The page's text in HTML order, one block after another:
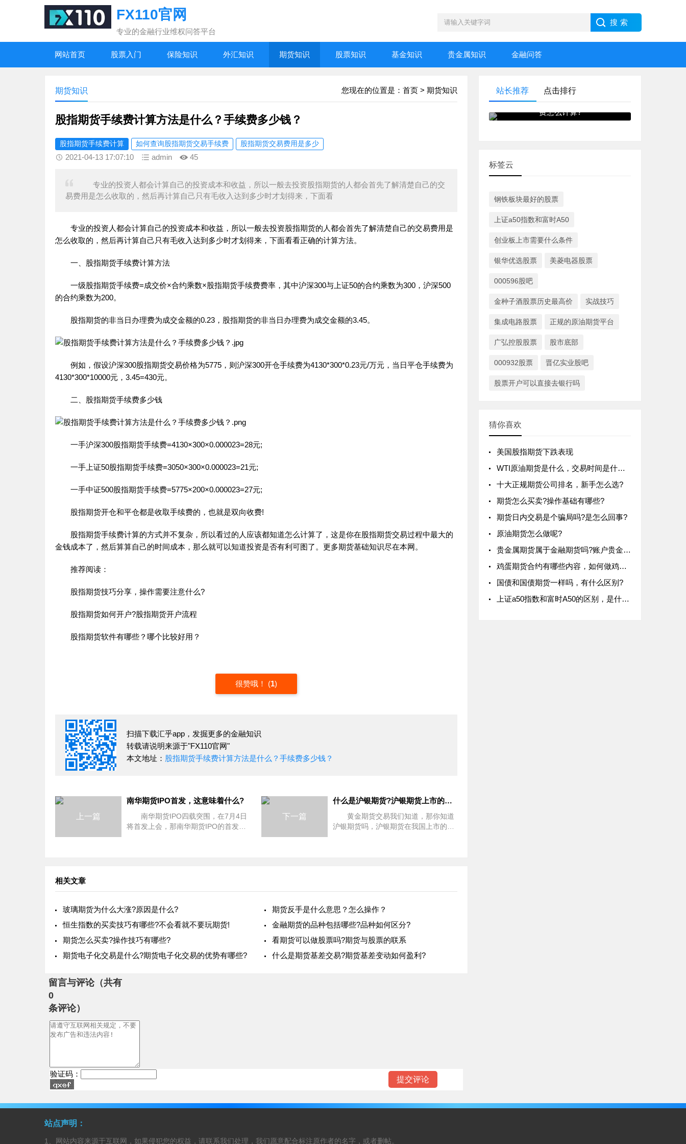
FX110官网
专业的金融行业维权问答平台
网站首页 股票入门 保险知识 外汇知识 期货知识 股票知识 基金知识 贵金属知识 金融问答
您现在的位置是： 首页 > 期货知识
期货知识
股指期货手续费计算方法是什么？手续费多少钱？
股指期货手续费计算 如何查询股指期货交易手续费 股指期货交易费用是多少
2021-04-13 17:07:10 admin 45
专业的投资人都会计算自己的投资成本和收益，所以一般去投资股指期货的人都会首先了解清楚自己的交
易费用是怎么收取的，然后再计算自己只有毛收入达到多少时才划得来，下面看
专业的投资人都会计算自己的投资成本和收益，所以一般去投资股指期货的人都会首先了解清楚自己的交易费用是
怎么收取的，然后再计算自己只有毛收入达到多少时才划得来，下面看看正确的计算方法。
一、股指期货手续费计算方法
一级股指期货手续费=成交价×合约乘数×股指期货手续费费率，其中沪深300与上证50的合约乘数为300，沪深500
的合约乘数为200。
股指期货的非当日办理费为成交金额的0.23，股指期货的非当日办理费为成交金额的3.45。
例如，假设沪深300股指期货交易价格为5775，则沪深300开仓手续费为4130*300*0.23元/万元，当日平仓手续费为
4130*300*10000元，3.45=430元。
二、股指期货手续费多少钱
一手沪深300股指期货手续费=4130×300×0.000023=28元;
一手上证50股指期货手续费=3050×300×0.000023=21元;
一手中证500股指期货手续费=5775×200×0.000023=27元;
股指期货开仓和平仓都是收取手续费的，也就是双向收费!
股指期货手续费计算的方式并不复杂，所以看过的人应该都知道怎么计算了，这是你在股指期货交易过程中最大的
金钱成本了，然后算算自己的时间成本，那么就可以知道投资是否有利可图了。更多期货基础知识尽在本网。
推荐阅读：
股指期货技巧分享，操作需要注意什么?
股指期货如何开户?股指期货开户流程
股指期货软件有哪些？哪个比较好用？
很赞哦！ (1)
扫描下载汇乎app，发掘更多的金融知识
转载请说明来源于"FX110官网"
本文地址： 股指期货手续费计算方法是什么？手续费多少钱？
上一篇
南华期货IPO首发，这意味着什么?
南华期货IPO四载突围，在7月4日
将首发上会，那南华期货IPO的首发，
下一篇
什么是沪银期货?沪银期货上市的意义是什么?
黄金期货交易我们知道，那你知道
沪银期货吗，沪银期货在我国上市的意
相关文章
玻璃期货为什么大涨?原因是什么?
期货反手是什么意思？怎么操作？
恒生指数的买卖技巧有哪些?不会看就不要玩期货!
金融期货的品种包括哪些?品种如何区分?
期货怎么买卖?操作技巧有哪些?
看期货可以做股票吗?期货与股票的联系
期货电子化交易是什么?期货电子化交易的优势有哪些?
什么是期货基差交易?期货基差变动如何盈利?
留言与评论（共有
0
条评论）
验证码：
站长推荐
点击排行
什么是期货手续费?期货手续
费怎么计算?
标签云
钢铁板块最好的股票
上证a50指数和富时A50
创业板上市需要什么条件
银华优选股票 美菱电器股票
000596股吧
金种子酒股票历史最高价 实战技巧
集成电路股票 正规的原油期货平台
广弘控股股票 股市底部
000932股票 晋亿实业股吧
股票开户可以直接去银行吗
猜你喜欢
美国股指期货下跌表现
WTI原油期货是什么，交易时间是什么时候?
十大正规期货公司排名，新手怎么选?
期货怎么买卖?操作基础有哪些?
期货日内交易是个骗局吗?是怎么回事?
原油期货怎么做呢?
贵金属期货属于金融期货吗?账户贵金属是期货吗？
鸡蛋期货合约有哪些内容，如何做鸡蛋期货?
国债和国债期货一样吗，有什么区别?
上证a50指数和富时A50的区别，是什么?
站点声明：
1、网站内容来源于互联网，如果侵犯您的权益，请联系我们处理，我们愿意配合标注原作者的名字，或者删帖。